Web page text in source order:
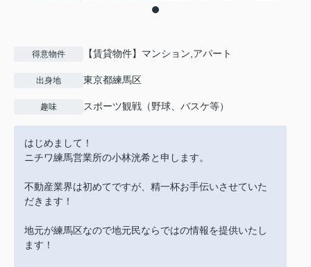
得意物件 【賃貸物件】マンション,アパート
出身地 東京都練馬区
趣味 スポーツ観戦（野球、バスケ等）
はじめまして！
ニチワ練馬営業所の小林洸希と申します。
不動産業界は初めてですが、精一杯お手伝いさせていた
だきます！
地元が練馬区なので地元民ならではの情報を提供いたし
ます！